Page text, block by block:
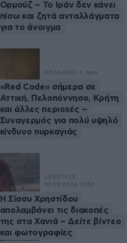
Ορμούζ – Το Ιράν δεν κάνει
πίσω και ζητά ανταλλάγματα
για το άνοιγμα
ΕΛΛΑΔΑ 12 λ. πριν
«Red Code» σήμερα σε
Αττική, Πελοπόννησο, Κρήτη
και άλλες περιοχές –
Συναγερμός για πολύ υψηλό
κίνδυνο πυρκαγιάς
LIFESTYLE
10·08·2026 01:50
Η Σίσσυ Χρηστίδου
απολαμβάνει τις διακοπές
της στα Χανιά – Δείτε βίντεο
και φωτογραφίες